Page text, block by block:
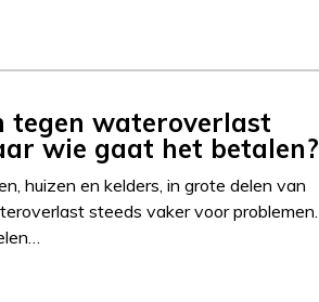
tegen wateroverlast
wie gaat het betalen?
huizen en kelders, in grote delen van
steeds vaker voor problemen.